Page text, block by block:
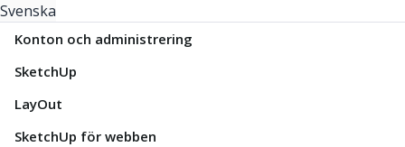
Svenska
Konton och administrering
SketchUp
LayOut
SketchUp för webben